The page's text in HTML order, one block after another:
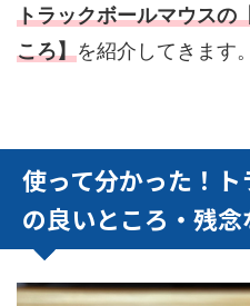
トラックボールマウスの
ころ】を紹介してきます。
使って分かった！
の良いところ・残念